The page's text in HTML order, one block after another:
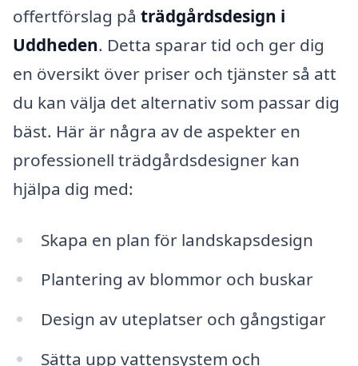
offertförslag på trädgårdsdesign i
Uddheden. Detta sparar tid och ger dig
en översikt över priser och tjänster så att
du kan välja det alternativ som passar dig
bäst. Här är några av de aspekter en
professionell trädgårdsdesigner kan
hjälpa dig med:
Skapa en plan för landskapsdesign
Plantering av blommor och buskar
Design av uteplatser och gångstigar
Sätta upp vattensystem och